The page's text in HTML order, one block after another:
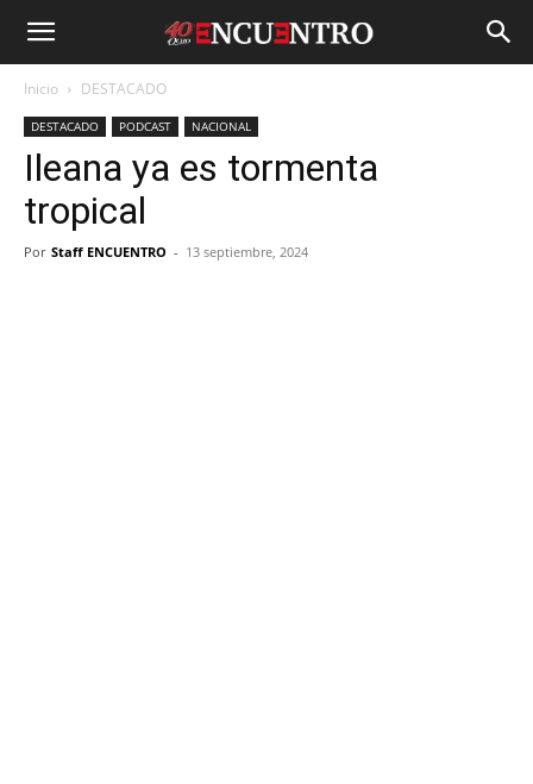
Inicio DESTACADO
DESTACADO PODCAST NACIONAL
Ileana ya es tormenta
tropical
Por Staff ENCUENTRO - 13 septiembre, 2024